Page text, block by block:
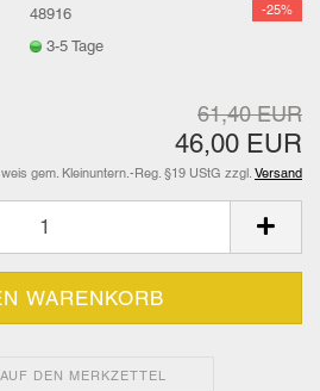
-25%
48916
3-5 Tage
61,40 EUR
46,00 EUR
gem. Kleinuntern.-Reg. §19 UStG zzgl. Versand
AUF DEN MERKZETTEL